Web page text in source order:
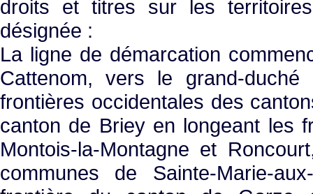
droits et titres sur les
désignée :
La ligne de démarcation
Cattenom, vers le grand-
frontières occidentales des
canton de Briey en longeant les
Montois-la-Montagne et
communes de Sainte-Marie-